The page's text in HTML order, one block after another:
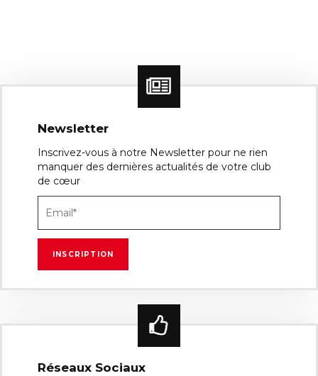
Newsletter
Inscrivez-vous à notre Newsletter pour ne rien
manquer des dernières actualités de votre club
de cœur
Réseaux Sociaux